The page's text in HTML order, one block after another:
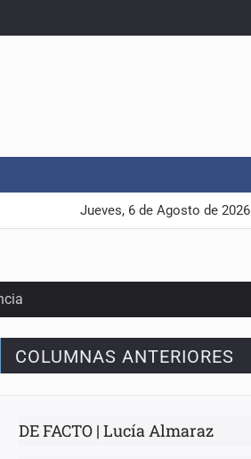
Jueves, 6 de Agosto de 2026
COLUMNAS ANTERIORES
DE FACTO | Lucía Almaraz